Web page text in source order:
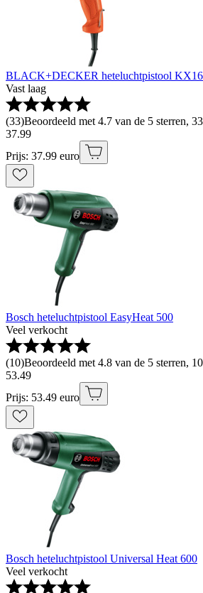
BLACK+DECKER heteluchtpistool
Vast laag
(33)Beoordeeld met 4.7 van de 5 sterren,
37.99
Prijs: 37.99 euro
Bosch heteluchtpistool EasyHeat 500
Veel verkocht
(10)Beoordeeld met 4.8 van de 5 sterren,
53.49
Prijs: 53.49 euro
Bosch heteluchtpistool Universal Heat 600
Veel verkocht